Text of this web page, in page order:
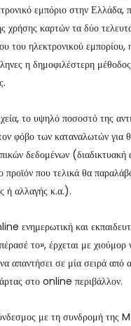
εμπόριο στην Ελλάδα,
χρήσης καρτών τα δύο
του ηλεκτρονικού εμπορίου,
η δημοφιλέστερη
το υψηλό ποσοστό της
φόβο των καταναλωτών για
δεδομένων
προϊόν που τελικά θα
ή αλλαγής κ.α.).
ενημερωτική και
το», έρχεται με χιούμορ
απαντήσει σε μία σειρά από
στο online περιβάλλον.
με τη συνδρομή